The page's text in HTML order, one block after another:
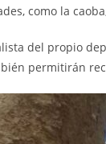
como la
del propio
permitirán